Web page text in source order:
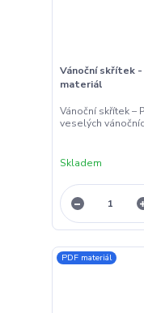
Vánoční skřítek
materiál
Vánoční skřítek –
veselých
Skladem
PDF materiál